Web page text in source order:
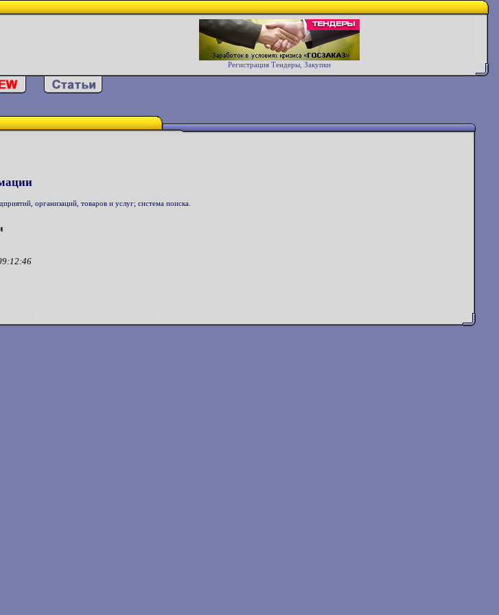
Регистрация Тендеры, Закупки
организаций, товаров и услуг; система поиска.